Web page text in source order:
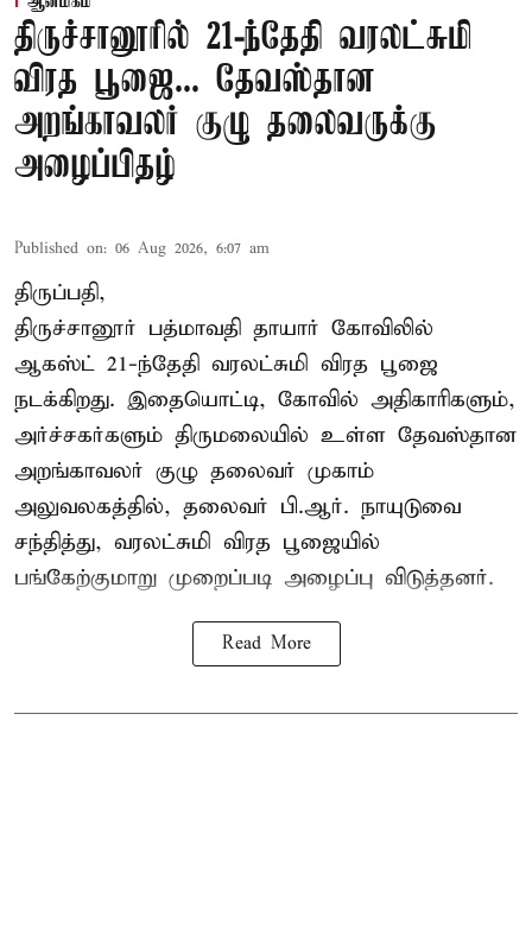
திருச்சானூரில் 21-ந்தேதி வரலட்சுமி
விரத பூஜை... தேவஸ்தான
அறங்காவலர் குழு தலைவருக்கு
அழைப்பிதழ்
Published on: 06 Aug 2026, 6:07 am
திருப்பதி,
திருச்சானூர் பத்மாவதி தாயார் கோவிலில்
ஆகஸ்ட் 21-ந்தேதி வரலட்சுமி விரத பூஜை
நடக்கிறது. இதையொட்டி, கோவில் அதிகாரிகளும்,
அர்ச்சகர்களும் திருமலையில் உள்ள தேவஸ்தான
அறங்காவலர் குழு தலைவர் முகாம்
அலுவலகத்தில், தலைவர் பி.ஆர். நாயுடுவை
சந்தித்து, வரலட்சுமி விரத பூஜையில்
பங்கேற்குமாறு முறைப்படி அழைப்பு விடுத்தனர்.
Read More